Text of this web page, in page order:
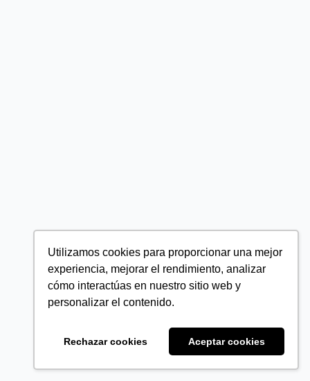
Utilizamos cookies para proporcionar una mejor
experiencia, mejorar el rendimiento, analizar
cómo interactúas en nuestro sitio web y
personalizar el contenido.
Rechazar cookies Aceptar cookies